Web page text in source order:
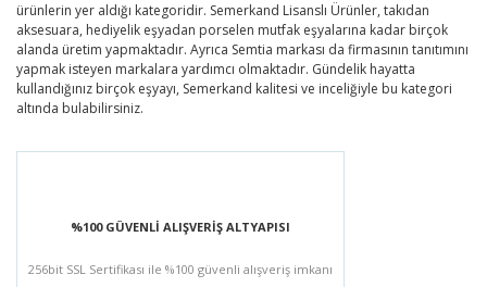
ürünlerin yer aldığı kategoridir. Semerkand Lisanslı Ürünler, takıdan
aksesuara, hediyelik eşyadan porselen mutfak eşyalarına kadar birçok
alanda üretim yapmaktadır. Ayrıca Semtia markası da firmasının tanıtımını
yapmak isteyen markalara yardımcı olmaktadır. Gündelik hayatta
kullandığınız birçok eşyayı, Semerkand kalitesi ve inceliğiyle bu kategori
altında bulabilirsiniz.
%100 GÜVENLİ ALIŞVERİŞ ALTYAPISI
256bit SSL Sertifikası ile %100 güvenli alışveriş imkanı